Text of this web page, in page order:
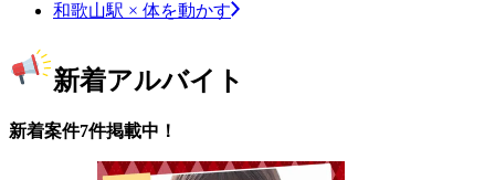
和歌山駅 × 体を動かす
新着アルバイト
新着案件7件掲載中！